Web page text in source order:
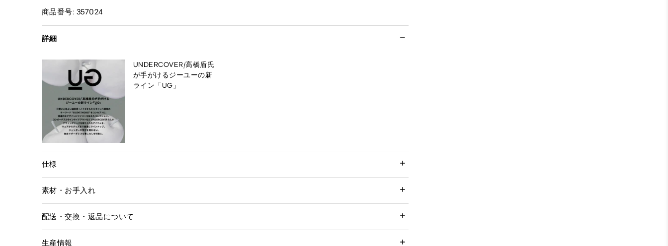
商品番号: 357024
詳細
UNDERCOVER/高橋盾氏
が手がけるジーユーの新
ライン「UG」
仕様
素材・お手入れ
配送・交換・返品について
生産情報